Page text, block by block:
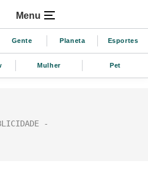
Menu
Gente Planeta Esportes
Mulher Pet